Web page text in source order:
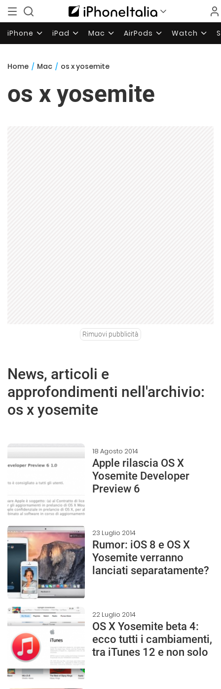
iPhone iPad Mac AirPods Watch
Home / Mac / os x yosemite
os x yosemite
Rimuovi pubblicità
News, articoli e
approfondimenti nell'archivio:
os x yosemite
18 Agosto 2014
Apple rilascia OS X
Yosemite Developer
Preview 6
23 Luglio 2014
Rumor: iOS 8 e OS X
Yosemite verranno
lanciati separatamente?
22 Luglio 2014
OS X Yosemite beta 4:
ecco tutti i cambiamenti,
tra iTunes 12 e non solo